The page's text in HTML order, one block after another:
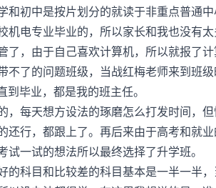
和初中是按片划分的就读于非重点普通
电专业毕业的，所以家长和我也没有
了，由于自己喜欢计算机，所以就报了
不了的问题班级，当战红梅老师来到班
毕业，都是我的班主任。
，每天想方设法的琢磨怎么打发时间，
还行，都跟上了。再后来由于高考和就
一试的想法所以最终选择了升学班。
的科目和比较差的科目基本是一半一半